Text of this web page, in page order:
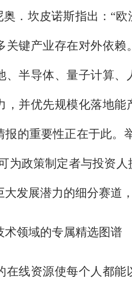
奥．坎皮诺斯指出：“
关键产业存在对外依赖
、半导体、量子计算、
，并优先规模化落地
报的重要性正在于此。
为政策制定者与投资
大发展潜力的细分赛道
术领域的专属精选图谱
在线资源使每个人都能